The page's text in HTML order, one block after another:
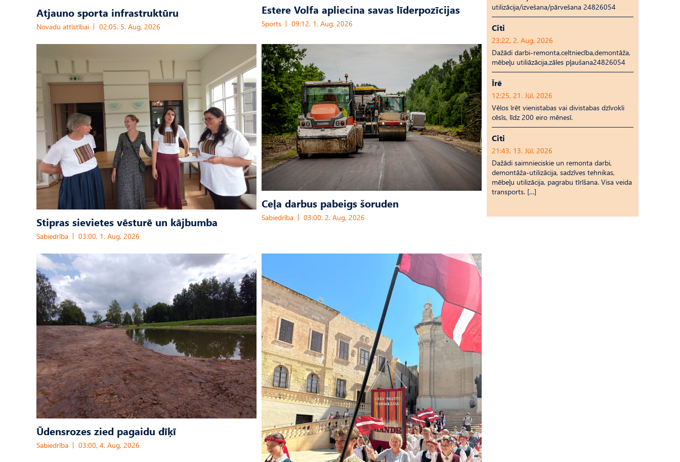
Atjauno sporta infrastruktūru
Novadu attīstībai 02:05, 5. Aug, 2026
Estere Volfa apliecina savas līderpozīcijas
Sports 09:12, 1. Aug, 2026
Stipras sievietes vēsturē un kājbumba
Sabiedrība 03:00, 1. Aug, 2026
Ceļa darbus pabeigs šoruden
Sabiedrība 03:00, 2. Aug, 2026
Ūdensrozes zied pagaidu dīķī
Sabiedrība 03:00, 4. Aug, 2026
utilizācija/izvešana/pārvešana 24826054
Citi
23:22, 2. Aug, 2026
Dažādi darbi-remonta,celtniecība,demontāža,
mēbeļu utiliāzācija,zāles pļaušana24826054
Īrē
12:25, 21. Jūl, 2026
Vēlos īrēt vienistabas vai divistabas dzīvokli
cēsīs, līdz 200 eiro mēnesī.
Citi
21:43, 13. Jūl, 2026
Dažādi saimnieciskie un remonta darbi,
demontāža-utilizācija, sadzīves tehnikas,
mēbeļu utilizācija, pagrabu tīrīšana. Visa veida
transports. […]